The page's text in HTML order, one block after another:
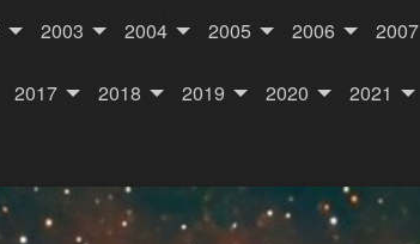
2003 2004 2005 2006 2007
2017 2018 2019 2020 2021